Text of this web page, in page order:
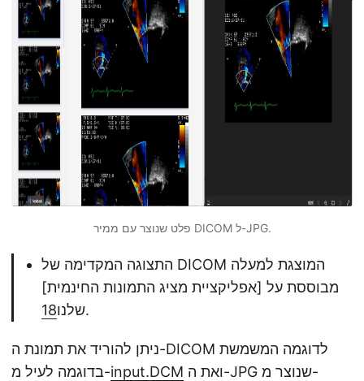
פלט שנוצר עם ממיר DICOM ל-JPG.
התצוגה המקדימה של DICOM המוצגת למעלה
מבוססת על [אפליקציית מציג התמונות החינמית]
שלנו18 .
ניתן להוריד את תמונת ה-DICOM לדוגמה המשמשת
בדוגמה לעיל מ-input.DCM
ואת ה-JPG שנוצר מ-